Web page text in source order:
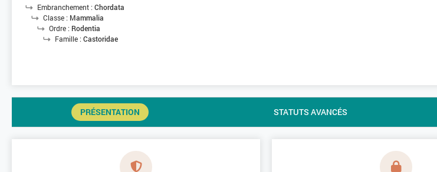
Embranchement : Chordata
Classe : Mammalia
Ordre : Rodentia
Famille : Castoridae
PRÉSENTATION STATUTS AVANCÉS